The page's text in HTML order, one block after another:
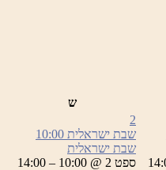
ש
2
שבת ישראלית 10:00
שבת ישראלית
ספט 2 @ 10:00 – 14:00